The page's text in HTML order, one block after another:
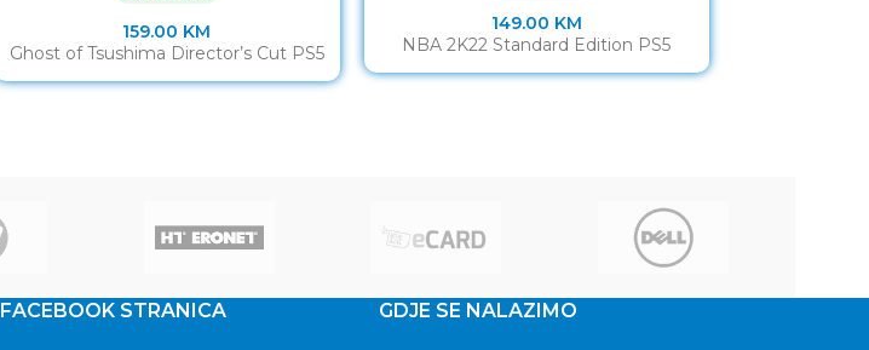
159.00 KM
Ghost of Tsushima Director’s Cut PS5
149.00 KM
NBA 2K22 Standard Edition PS5
FACEBOOK STRANICA GDJE SE NALAZIMO